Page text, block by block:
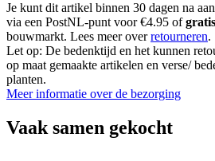
Je kunt dit artikel binnen 30 dagen na
via een PostNL-punt voor €4.95 ofgratis
bouwmarkt. Lees meer overretourneren.
Let op: De bedenktijd en het kunnen
op maat gemaakte artikelen en verse/
planten.
Meer informatie over de bezorging
Vaak samen gekocht